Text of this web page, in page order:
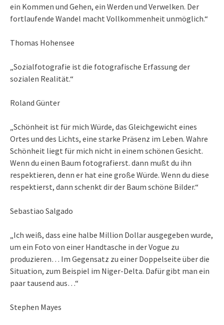
ein Kommen und Gehen, ein Werden und Verwelken. Der
fortlaufende Wandel macht Vollkommenheit unmöglich.“
Thomas Hohensee
„Sozialfotografie ist die fotografische Erfassung der
sozialen Realität.“
Roland Günter
„Schönheit ist für mich Würde, das Gleichgewicht eines
Ortes und des Lichts, eine starke Präsenz im Leben. Wahre
Schönheit liegt für mich nicht in einem schönen Gesicht.
Wenn du einen Baum fotografierst. dann mußt du ihn
respektieren, denn er hat eine große Würde. Wenn du diese
respektierst, dann schenkt dir der Baum schöne Bilder.“
Sebastiao Salgado
„Ich weiß, dass eine halbe Million Dollar ausgegeben wurde,
um ein Foto von einer Handtasche in der Vogue zu
produzieren… Im Gegensatz zu einer Doppelseite über die
Situation, zum Beispiel im Niger-Delta. Dafür gibt man ein
paar tausend aus…“
Stephen Mayes